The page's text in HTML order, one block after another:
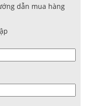
dẫn mua hàng